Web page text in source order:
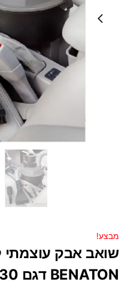
מבצע!
שואב אבק עוצמתי
BENATON דגם BT-030